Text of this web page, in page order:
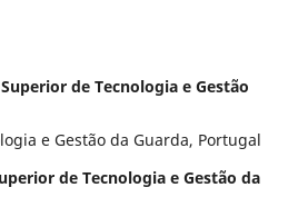
de Tecnologia e Gestão
e Gestão da Guarda, Portugal
de Tecnologia e Gestão da